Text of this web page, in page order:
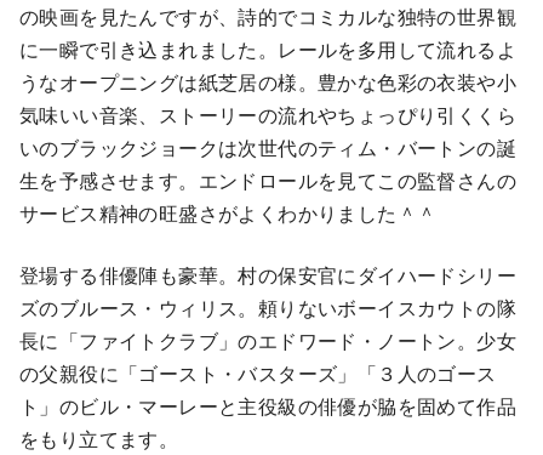
の映画を見たんですが、詩的でコミカルな独特の世界観
に一瞬で引き込まれました。レールを多用して流れるよ
うなオープニングは紙芝居の様。豊かな色彩の衣装や小
気味いい音楽、ストーリーの流れやちょっぴり引くくら
いのブラックジョークは次世代のティム・バートンの誕
生を予感させます。エンドロールを見てこの監督さんの
サービス精神の旺盛さがよくわかりました＾＾
登場する俳優陣も豪華。村の保安官にダイハードシリー
ズのブルース・ウィリス。頼りないボーイスカウトの隊
長に「ファイトクラブ」のエドワード・ノートン。少女
の父親役に「ゴースト・バスターズ」「３人のゴース
ト」のビル・マーレーと主役級の俳優が脇を固めて作品
をもり立てます。